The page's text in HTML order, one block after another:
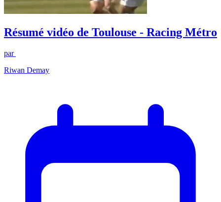
Résumé vidéo de Toulouse - Racing Métro
par
Riwan Demay